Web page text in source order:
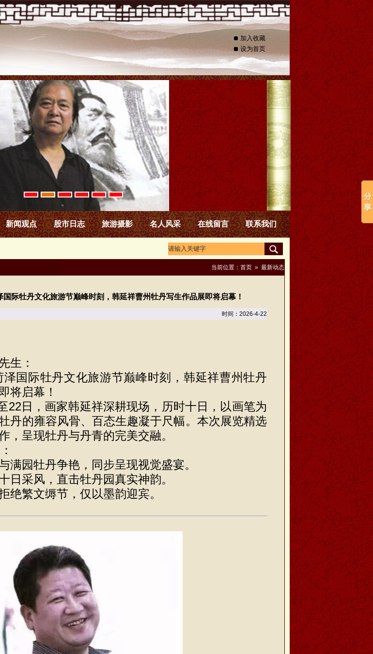
加入收藏
设为首页
新闻观点 股市日志 旅游摄影 名人风采 在线留言 联系我们
当前位置： 首页 » 最新动态
国际牡丹文化旅游节巅峰时刻，韩延祥曹州牡丹写生作品展即将启幕！
时间：2026-4-22
生：
国际牡丹文化旅游节巅峰时刻，韩延祥曹州牡丹
将启幕！
日，画家韩延祥深耕现场，历时十日，以画笔为
丹的雍容风骨、百态生趣凝于尺幅。本次展览精选
，呈现牡丹与丹青的完美交融。
满园牡丹争艳，同步呈现视觉盛宴。
日采风，直击牡丹园真实神韵。
绝繁文缛节，仅以墨韵迎宾。